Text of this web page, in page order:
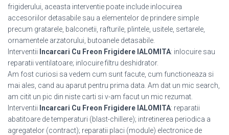
frigiderului, aceasta interventie poate include inlocuirea
accesoriilor detasabile sau a elementelor de prindere simple
precum gratarele, balconetii, rafturile, plintele, usitele, sertarele,
ornamentele arzatorului, butoanele detasabile.
Interventii Incarcari Cu Freon Frigidere IALOMITA: inlocuire sau
reparatii ventilatoare; inlocuire filtru deshidrator.
Am fost curiosi sa vedem cum sunt facute, cum functioneaza si
mai ales, cand au aparut pentru prima data. Am dat un mic search,
am citit un pic din niste carti si v-am facut un mic rezumat.
Interventii Incarcari Cu Freon Frigidere IALOMITA: reparatii
abatitoare de temperaturi (blast-chillere); intretinerea periodica a
agregatelor (contract); reparatii placi (module) electronice de